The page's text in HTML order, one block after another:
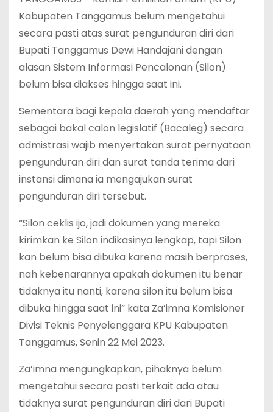
Kabupaten Tanggamus belum mengetahui
secara pasti atas surat pengunduran diri dari
Bupati Tanggamus Dewi Handajani dengan
alasan Sistem Informasi Pencalonan (Silon)
belum bisa diakses hingga saat ini.
Sementara bagi kepala daerah yang mendaftar
sebagai bakal calon legislatif (Bacaleg) secara
admistrasi wajib menyertakan surat pernyataan
pengunduran diri dan surat tanda terima dari
instansi dimana ia mengajukan surat
pengunduran diri tersebut.
“Silon ceklis ijo, jadi dokumen yang mereka
kirimkan ke Silon indikasinya lengkap, tapi Silon
kan belum bisa dibuka karena masih berproses,
nah kebenarannya apakah dokumen itu benar
tidaknya itu nanti, karena silon itu belum bisa
dibuka hingga saat ini” kata Za’imna Komisioner
Divisi Teknis Penyelenggara KPU Kabupaten
Tanggamus, Senin 22 Mei 2023.
Za’imna mengungkapkan, pihaknya belum
mengetahui secara pasti terkait ada atau
tidaknya surat pengunduran diri dari Bupati